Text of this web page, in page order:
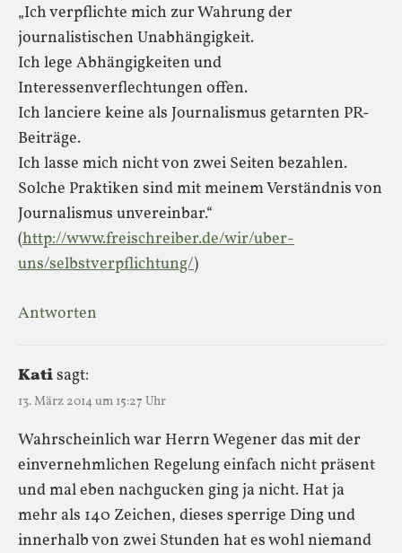
„Ich verpflichte mich zur Wahrung der
journalistischen Unabhängigkeit.
Ich lege Abhängigkeiten und
Interessenverflechtungen offen.
Ich lanciere keine als Journalismus getarnten PR-
Beiträge.
Ich lasse mich nicht von zwei Seiten bezahlen.
Solche Praktiken sind mit meinem Verständnis von
Journalismus unvereinbar.“
(http://www.freischreiber.de/wir/uber-
uns/selbstverpflichtung/)
Antworten
Katisagt:
13. März 2014 um 15:27 Uhr
Wahrscheinlich war Herrn Wegener das mit der
einvernehmlichen Regelung einfach nicht präsent
und mal eben nachgucken ging ja nicht. Hat ja
mehr als 140 Zeichen, dieses sperrige Ding und
innerhalb von zwei Stunden hat es wohl niemand